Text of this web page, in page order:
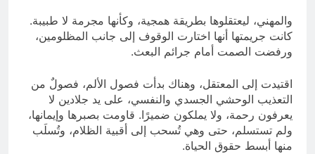
والمهني، ليعتقلوها بطريقة همجية، وكأنها مجرمة لا طبيبة.
كانت جريمتها أنها اختارت الوقوف إلى جانب المظلومين،
ورفضت الصمت أمام جرائم البعث.
اقتيدت إلى المعتقل، وهناك بدأت فصول الألم، فصولٌ من
التعذيب الوحشي الجسدي والنفسي، على يد جلادين لا
يعرفون رحمة، ولا يملكون ضميرًا. قاومت بصبرها وإيمانها،
ولم تستسلم، حتى وهي تُسحب إلى أقبية الظلام، وتُسلَب
منها أبسط حقوق الحياة.